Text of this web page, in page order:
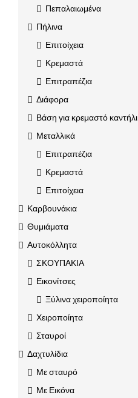
Πεπαλαιωμένα
Πήλινα
Επιτοίχεια
Κρεμαστά
Επιτραπέζια
Διάφορα
Βάση για κρεμαστό καντήλι
Μεταλλικά
Επιτραπέζια
Κρεμαστά
Επιτοίχεια
Καρβουνάκια
Θυμιάματα
Αυτοκόλλητα
ΣΚΟΥΠΑΚΙΑ
Εικονίτσες
Ξύλινα χειροποίητα
Χειροποίητα
Σταυροί
Δαχτυλίδια
Με σταυρό
Με Εικόνα